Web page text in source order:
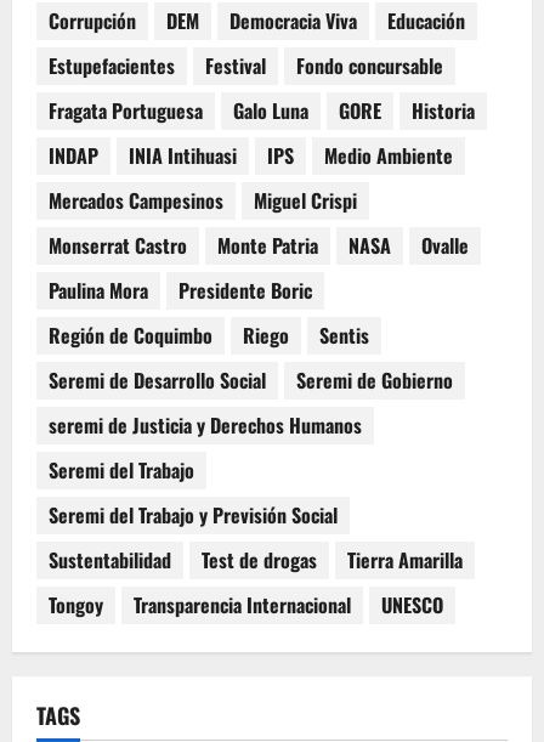
Corrupción DEM Democracia Viva
Educación
Estupefacientes
Festival
Fondo concursable
Fragata Portuguesa
Galo Luna GORE
Historia
INDAP
INIA Intihuasi IPS
Medio Ambiente
Mercados Campesinos
Miguel Crispi
Monserrat Castro
Monte Patria NASA
Ovalle
Paulina Mora
Presidente Boric
Región de Coquimbo
Riego
Sentis
Seremi de Desarrollo Social
Seremi de Gobierno
seremi de Justicia y Derechos Humanos
Seremi del Trabajo
Seremi del Trabajo y Previsión Social
Sustentabilidad
Test de drogas
Tierra Amarilla
Tongoy
Transparencia Internacional UNESCO
TAGS